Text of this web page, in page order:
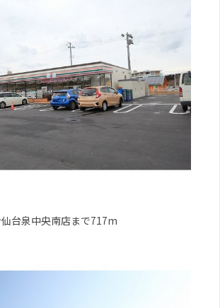
台泉中央南店まで717m